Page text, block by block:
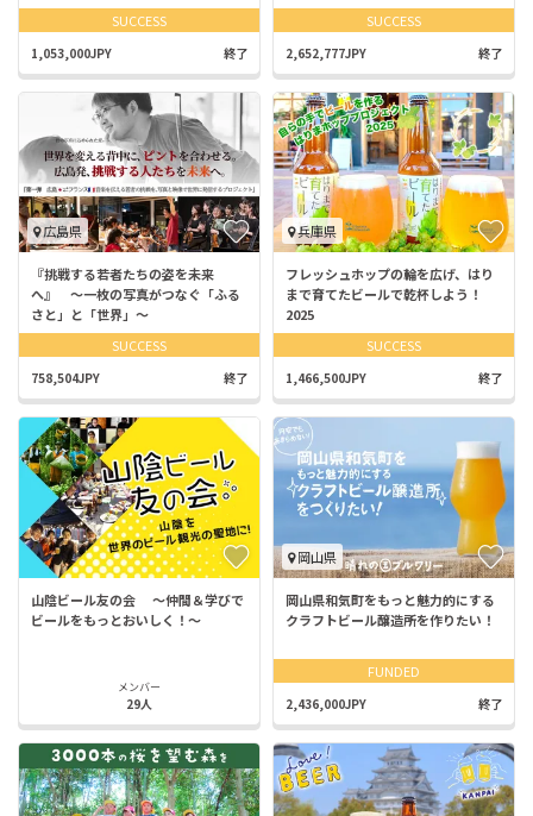
SUCCESS
1,053,000JPY 終了
SUCCESS
2,652,777JPY 終了
広島県
『挑戦する若者たちの姿を未来
へ』 〜一枚の写真がつなぐ「ふる
さと」と「世界」〜
SUCCESS
758,504JPY 終了
兵庫県
フレッシュホップの輪を広げ、はり
まで育てたビールで乾杯しよう！
2025
SUCCESS
1,466,500JPY 終了
山陰ビール友の会 ～仲間＆学びで
ビールをもっとおいしく！～
メンバー
29人
岡山県
岡山県和気町をもっと魅力的にする
クラフトビール醸造所を作りたい！
FUNDED
2,436,000JPY 終了